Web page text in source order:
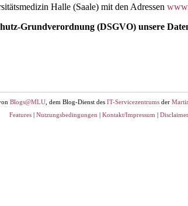
Halle (Saale) mit den Adressen
Grundverordnung (DSGVO) unsere
Blogs@MLU , dem Blog-Dienst des IT-Servicezentrums der
Features | Nutzungsbedingungen | Kontakt/Impressum | Disclaimer